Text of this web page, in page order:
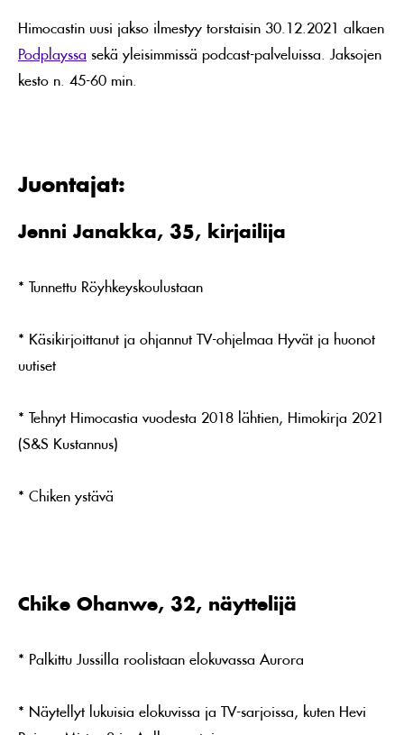
Himocastin uusi jakso ilmestyy torstaisin 30.12.2021 alkaen
Podplayssa sekä yleisimmissä podcast-palveluissa. Jaksojen
kesto n. 45-60 min.
Juontajat:
Jenni Janakka, 35, kirjailija
* Tunnettu Röyhkeyskoulustaan
* Käsikirjoittanut ja ohjannut TV-ohjelmaa Hyvät ja huonot
uutiset
* Tehnyt Himocastia vuodesta 2018 lähtien, Himokirja 2021
(S&S Kustannus)
* Chiken ystävä
Chike Ohanwe, 32, näyttelijä
* Palkittu Jussilla roolistaan elokuvassa Aurora
* Näytellyt lukuisia elokuvissa ja TV-sarjoissa, kuten Hevi